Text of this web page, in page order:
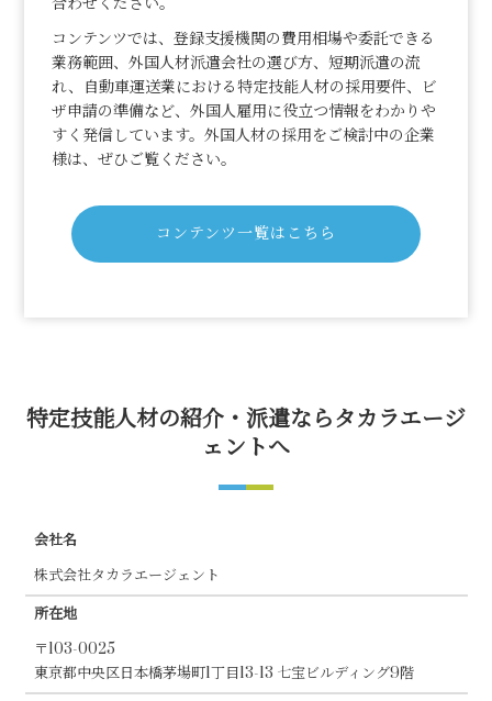
コンテンツでは、登録支援機関の費用相場や委託できる
業務範囲、外国人材派遣会社の選び方、短期派遣の流
れ、自動車運送業における特定技能人材の採用要件、ビ
ザ申請の準備など、外国人雇用に役立つ情報をわかりや
すく発信しています。外国人材の採用をご検討中の企業
様は、ぜひご覧ください。
コンテンツ一覧はこちら
特定技能人材の紹介・派遣ならタカラエージ
ェントへ
会社名
株式会社タカラエージェント
所在地
〒103-0025
東京都中央区日本橋茅場町1丁目13-13 七宝ビルディング9階